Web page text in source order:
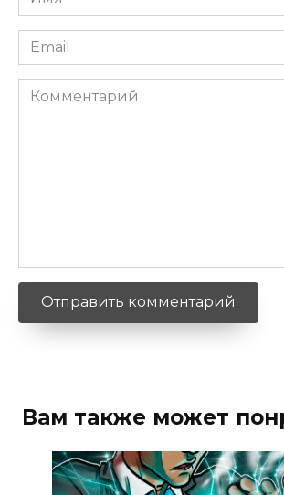
*
Email
*
Комментарий
Вам также может